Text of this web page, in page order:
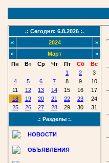
.: Сегодня: 6.8.2026 :.
«
2024
»
«
Март
»
Пн
Вт Ср Чт Пт Сб
Вс
1
2
3
4
5 6 7 8 9
10
11
12 13 14 15 16
17
18
19 20 21 22 23
24
25
26 27 28 29 30
31
.: Разделы :.
НОВОСТИ
ОБЪЯВЛЕНИЯ